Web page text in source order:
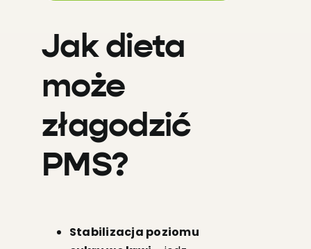
Jak dieta
może
złagodzić
PMS?
Stabilizacja poziomu